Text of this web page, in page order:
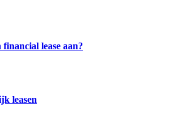
financial lease aan?
leasen